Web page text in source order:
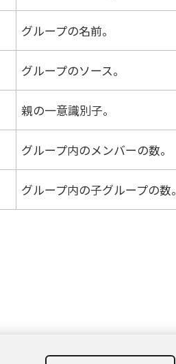
グループの名前。
グループのソース。
親の一意識別子。
グループ内のメンバーの数。
グループ内の子グループの数。